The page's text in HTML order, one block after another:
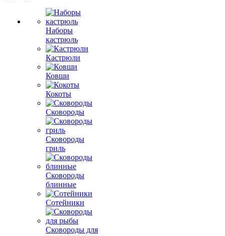
Наборы
кастрюль
Кастрюли
Ковши
Кокоты
Сковороды
Сковороды
гриль
Сковороды
блинные
Сотейники
Сковороды для